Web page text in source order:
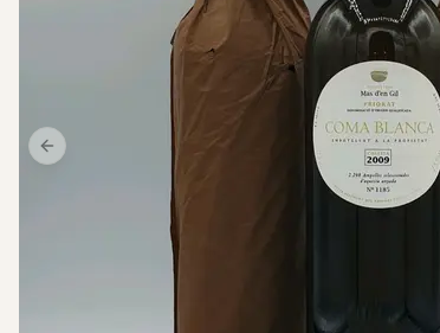
Previous slide